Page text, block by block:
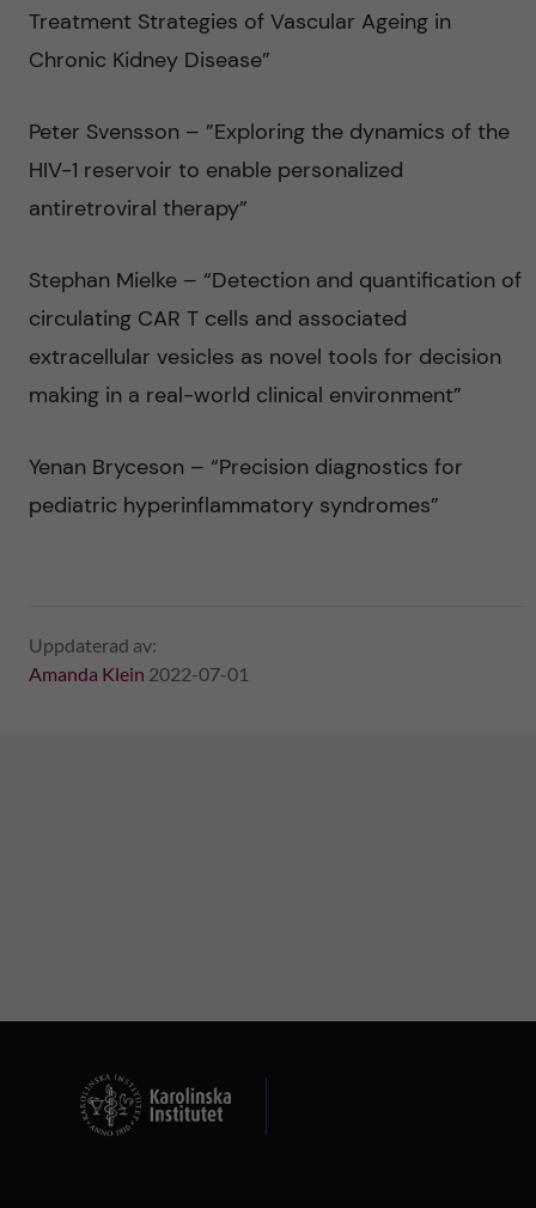
Treatment Strategies of Vascular Ageing in
Chronic Kidney Disease”
Peter Svensson – ”Exploring the dynamics of the
HIV-1 reservoir to enable personalized
antiretroviral therapy”
Stephan Mielke – “Detection and quantification of
circulating CAR T cells and associated
extracellular vesicles as novel tools for decision
making in a real-world clinical environment”
Yenan Bryceson – “Precision diagnostics for
pediatric hyperinflammatory syndromes”
Uppdaterad av:
Amanda Klein 2022-07-01